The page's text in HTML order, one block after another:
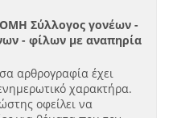
Σύλλογος γονέων -
- φίλων με αναπηρία
αρθρογραφία έχει
χαρακτήρα.
οφείλει να